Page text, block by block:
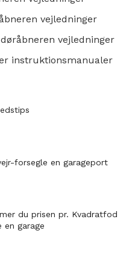
vejledninger
vejledninger
instruktionsmanualer
forsegle en garageport
du prisen pr. Kvadratfod
garage